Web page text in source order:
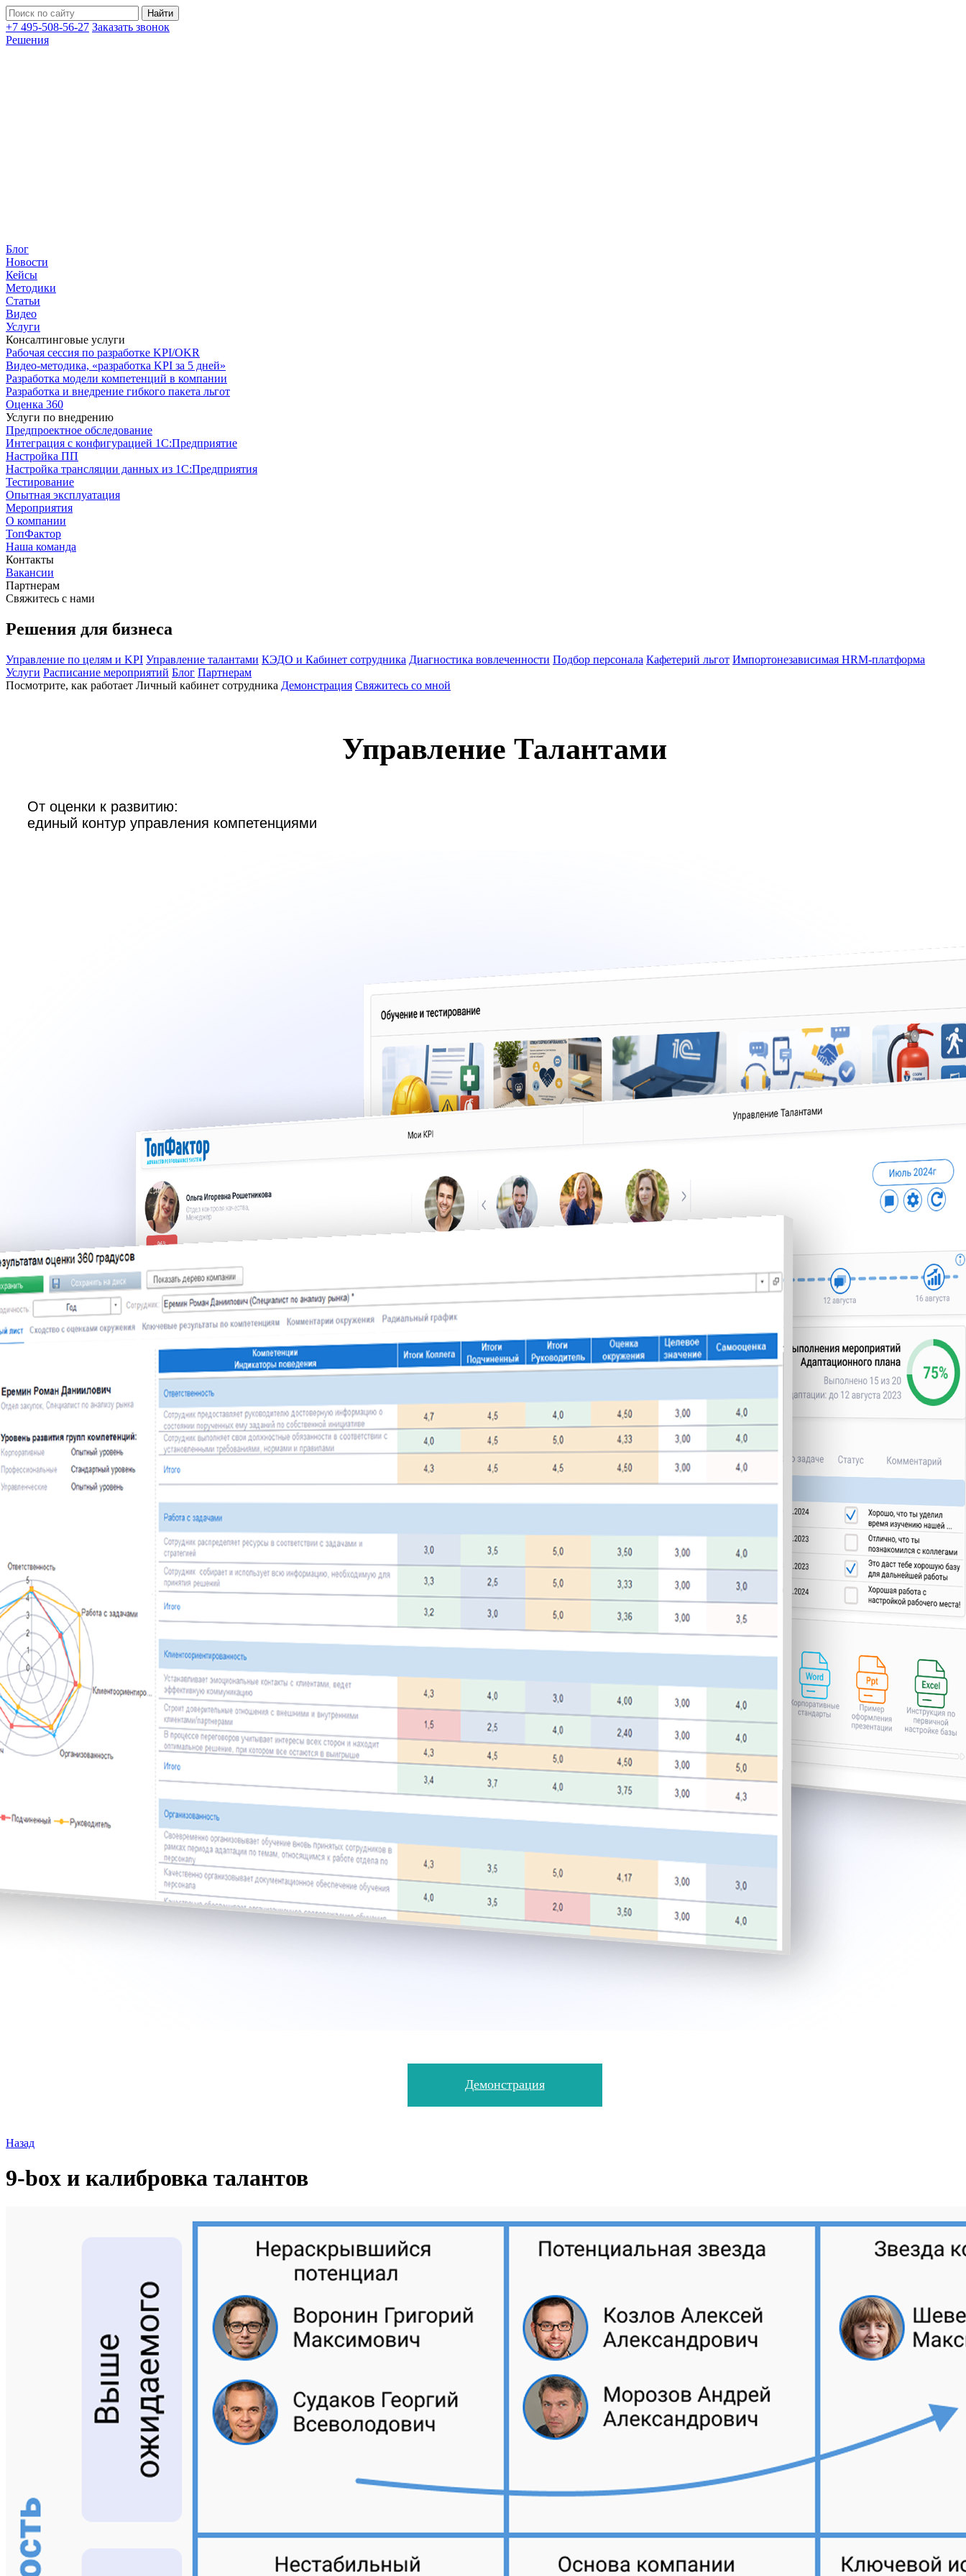
+7 495-508-56-27 Заказать звонок
Решения
Блог
Новости
Кейсы
Методики
Статьи
Видео
Услуги
Консалтинговые услуги
Рабочая сессия по разработке KPI/OKR
Видео-методика, «разработка KPI за 5 дней»
Разработка модели компетенций в компании
Разработка и внедрение гибкого пакета льгот
Оценка 360
Услуги по внедрению
Предпроектное обследование
Интеграция с конфигурацией 1С:Предприятие
Настройка ПП
Настройка трансляции данных из 1С:Предприятия
Тестирование
Опытная эксплуатация
Мероприятия
О компании
ТопФактор
Наша команда
Контакты
Вакансии
Партнерам
Свяжитесь с нами
Решения для бизнеса
Управление по целям и KPI Управление талантами КЭДО и Кабинет сотрудника Диагностика вовлеченности Подбор персонала Кафетерий льгот Импортонезависимая HRM-платформа
Услуги Расписание мероприятий Блог Партнерам
Посмотрите, как работает Личный кабинет сотрудника Демонстрация Свяжитесь со мной
Управление Талантами
От оценки к развитию:
единый контур управления компетенциями
Демонстрация
Назад
9-box и калибровка талантов